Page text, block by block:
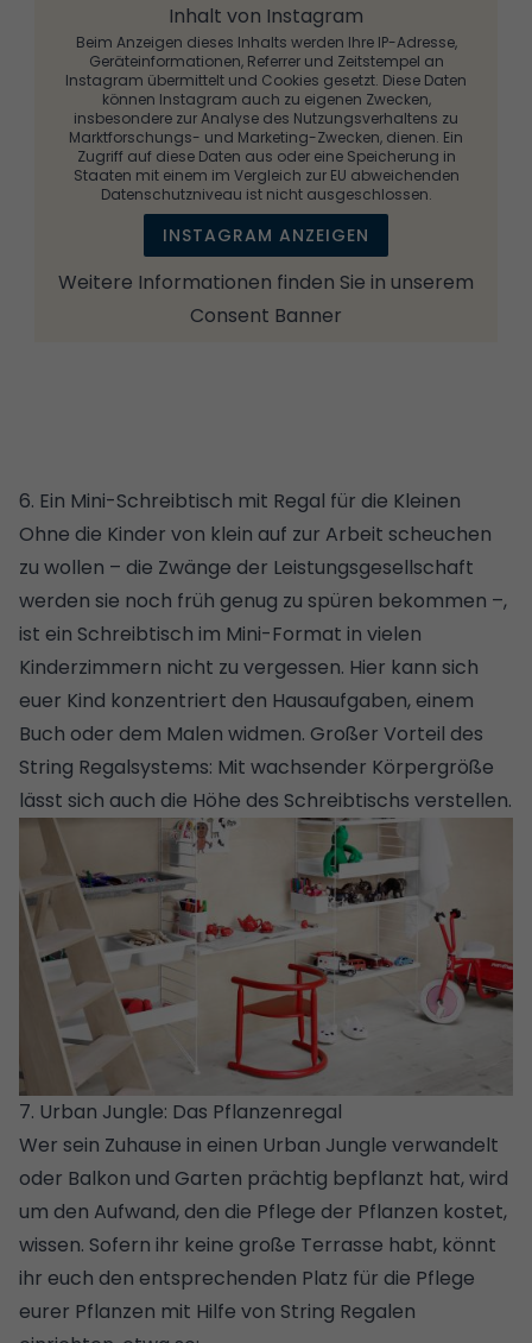
Inhalt von Instagram
Beim Anzeigen dieses Inhalts werden Ihre IP-Adresse,
Geräteinformationen, Referrer und Zeitstempel an
Instagram übermittelt und Cookies gesetzt. Diese Daten
können Instagram auch zu eigenen Zwecken,
insbesondere zur Analyse des Nutzungsverhaltens zu
Marktforschungs- und Marketing-Zwecken, dienen. Ein
Zugriff auf diese Daten aus oder eine Speicherung in
Staaten mit einem im Vergleich zur EU abweichenden
Datenschutzniveau ist nicht ausgeschlossen.
INSTAGRAM ANZEIGEN
Weitere Informationen finden Sie in unserem
Consent Banner
6. Ein Mini-Schreibtisch mit Regal für die Kleinen
Ohne die Kinder von klein auf zur Arbeit scheuchen
zu wollen – die Zwänge der Leistungsgesellschaft
werden sie noch früh genug zu spüren bekommen –,
ist ein Schreibtisch im Mini-Format in vielen
Kinderzimmern nicht zu vergessen. Hier kann sich
euer Kind konzentriert den Hausaufgaben, einem
Buch oder dem Malen widmen. Großer Vorteil des
String Regalsystems: Mit wachsender Körpergröße
lässt sich auch die Höhe des Schreibtischs verstellen.
7. Urban Jungle: Das Pflanzenregal
Wer sein Zuhause in einen Urban Jungle verwandelt
oder Balkon und Garten prächtig bepflanzt hat, wird
um den Aufwand, den die Pflege der Pflanzen kostet,
wissen. Sofern ihr keine große Terrasse habt, könnt
ihr euch den entsprechenden Platz für die Pflege
eurer Pflanzen mit Hilfe von String Regalen